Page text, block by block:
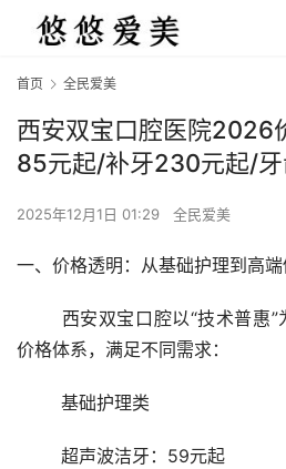
首页 全民爱美
西安双宝口腔医院2026
85元起/补牙230元起/牙
2025年12月1日 01:29 全民爱美
一、价格透明：从基础护理到高
价格体系，满足不同需求：
	基础护理类
	超声波洁牙：59元起